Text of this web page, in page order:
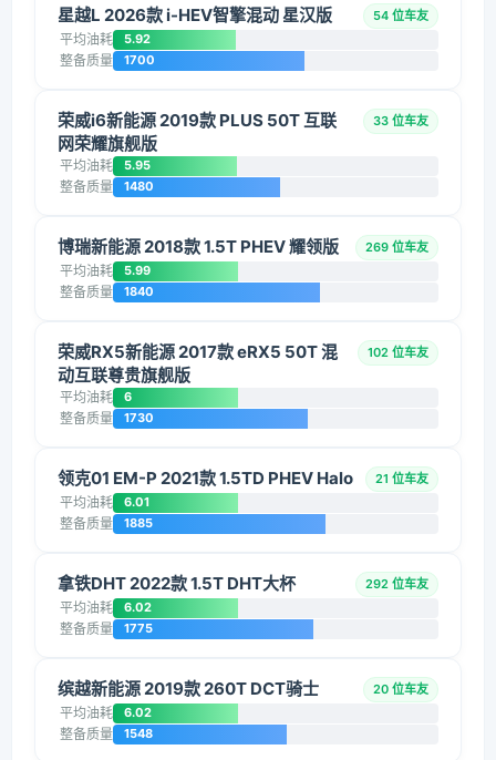
星越L 2026款 i-HEV智擎混动 星汉版 54 位车友
平均油耗 5.92
整备质量 1700
荣威i6新能源 2019款 PLUS 50T 互联
网荣耀旗舰版
33 位车友
平均油耗 5.95
整备质量 1480
博瑞新能源 2018款 1.5T PHEV 耀领版 269 位车友
平均油耗 5.99
整备质量 1840
荣威RX5新能源 2017款 eRX5 50T 混
动互联尊贵旗舰版
102 位车友
平均油耗 6
整备质量 1730
领克01 EM-P 2021款 1.5TD PHEV Halo 21 位车友
平均油耗 6.01
整备质量 1885
拿铁DHT 2022款 1.5T DHT大杯 292 位车友
平均油耗 6.02
整备质量 1775
缤越新能源 2019款 260T DCT骑士 20 位车友
平均油耗 6.02
整备质量 1548